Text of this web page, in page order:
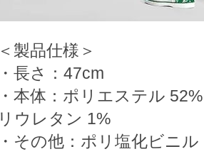
＜製品仕様＞
・長さ：47cm
・本体：ポリエステル
リウレタン 1%
・その他：ポリ塩化ビニル